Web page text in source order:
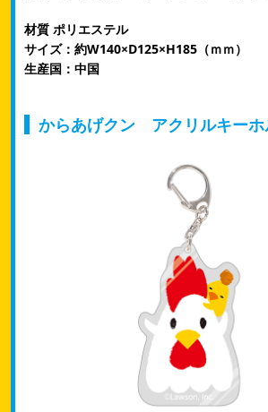
材質 ポリエステル
サイズ：約W140×D125×H185（ｍｍ）
生産国：中国
からあげクン アクリルキーホ